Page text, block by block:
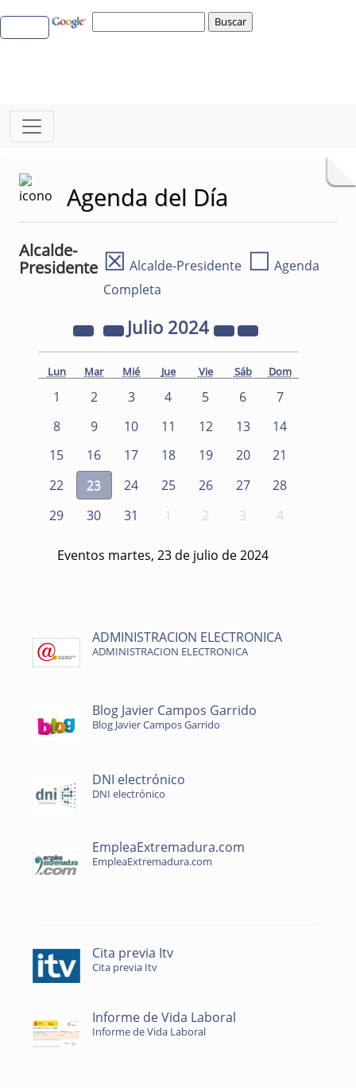
Agenda del Día
Alcalde-
Presidente ☒ Alcalde-Presidente ☐ Agenda
Completa
Julio 2024
Lun Mar Mié Jue Vie Sáb Dom
1 2 3 4 5 6
7
8
9 10 11 12 13
14
15
16 17 18 19 20
21
22
23 24 25 26 27
28
29
30 31 1 2 3 4
Eventos martes, 23 de julio de 2024
ADMINISTRACION ELECTRONICA
ADMINISTRACION ELECTRONICA
Blog Javier Campos Garrido
Blog Javier Campos Garrido
DNI electrónico
DNI electrónico
EmpleaExtremadura.com
EmpleaExtremadura.com
Cita previa Itv
Cita previa Itv
Informe de Vida Laboral
Informe de Vida Laboral